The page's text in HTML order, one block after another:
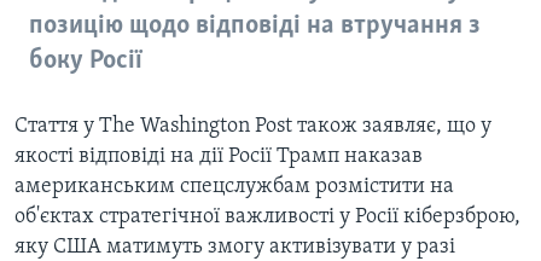
позицію щодо відповіді на втручання з
боку Росії
Стаття у The Washington Post також заявляє, що у
якості відповіді на дії Росії Трамп наказав
американським спецслужбам розмістити на
об'єктах стратегічної важливості у Росії кіберзброю,
яку США матимуть змогу активізувати у разі